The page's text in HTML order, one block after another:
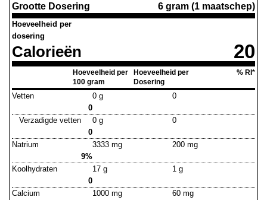
Grootte Dosering 6 gram (1 maatschep)
Hoeveelheid per
dosering
Calorieën 20
Hoeveelheid per
100 gram
Hoeveelheid per
Dosering
% RI*
Vetten 0 g
0
0
Verzadigde vetten
0 g
0
0
Natrium
3333 mg
200 mg
9%
Koolhydraten
17 g
1 g
0
Calcium
1000 mg 60 mg